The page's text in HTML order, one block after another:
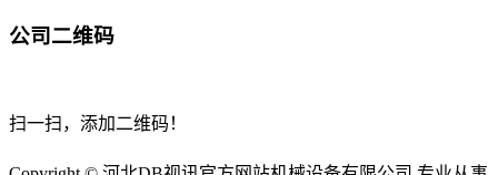
公司二维码
扫一扫，添加二维码！